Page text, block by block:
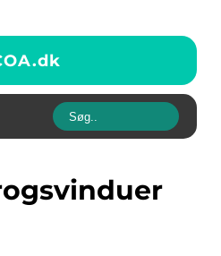
dk